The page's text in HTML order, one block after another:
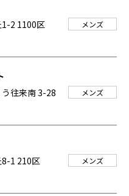
2 1100区
メンズ
往来南 3-28
メンズ
1 210区
メンズ